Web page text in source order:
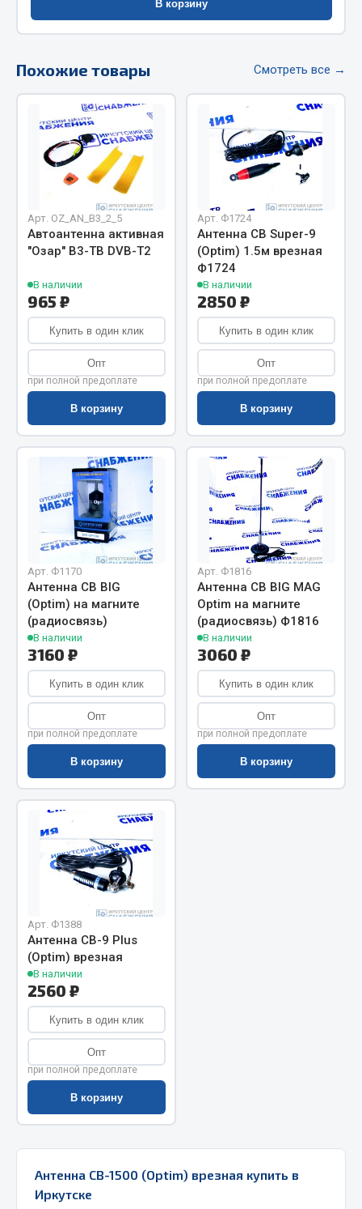
Весь раздел
РТИ
Кольца уплотнительные
Лента конвейерная
Манжеты
Патрубки
Прокладки
Рукава высокого давления
Весь раздел
Автомобильная электрика
Автолампы
Блоки реле и предохранителей
Вилки нагрузочные
Выключатели и переключатели клавишные
Выключатели кнопочные
Выключатель массы
Изолента
Весь раздел
Запчасти на полуприцепы
Амортизаторы для полуприцепов
Весь раздел
Запчасти КамАЗ
Система питания
Система выпуска газа
Система охлаждения
Сцепление
Коробка передач
Коробка передач ZF
Показать ещё
Весь раздел
Система питания
В корзину
Похожие товары Смотреть все →
Арт. OZ_AN_B3_2_5
Автоантенна активная
"Озар" В3-ТВ DVB-T2
В наличии
965 ₽
Купить в один клик
Опт
при полной предоплате
В корзину
Арт. Ф1724
Антенна CB Super-9
(Optim) 1.5м врезная
Ф1724
В наличии
2850 ₽
Купить в один клик
Опт
при полной предоплате
В корзину
Арт. Ф1170
Антенна CB BIG
(Optim) на магните
(радиосвязь)
В наличии
3160 ₽
Купить в один клик
Опт
при полной предоплате
В корзину
Арт. Ф1816
Антенна СВ BIG MAG
Optim на магните
(радиосвязь) Ф1816
В наличии
3060 ₽
Купить в один клик
Опт
при полной предоплате
В корзину
Арт. Ф1388
Антенна CB-9 Plus
(Optim) врезная
В наличии
2560 ₽
Купить в один клик
Опт
при полной предоплате
В корзину
Антенна СВ-1500 (Optim) врезная купить в
Иркутске